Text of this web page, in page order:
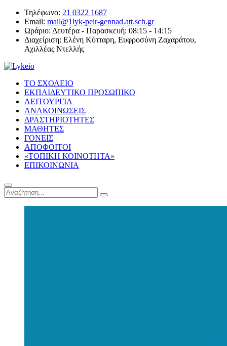
Τηλέφωνο: 21 0322 1687
Email: mail@1lyk-peir-gennad.att.sch.gr
Ωράριο: Δευτέρα - Παρασκευή: 08:15 - 14:15
Διαχείριση: Ελένη Κύτταρη, Ευφροσύνη Ζαχαράτου,
Αχιλλέας Ντελλής
ΤΟ ΣΧΟΛΕΙΟ
ΕΚΠΑΙΔΕΥΤΙΚΟ ΠΡΟΣΩΠΙΚΟ
ΛΕΙΤΟΥΡΓΙΑ
ΑΝΑΚΟΙΝΩΣΕΙΣ
ΔΡΑΣΤΗΡΙΟΤΗΤΕΣ
ΜΑΘΗΤΕΣ
ΓΟΝΕΙΣ
ΑΠΟΦΟΙΤΟΙ
«ΤΟΠΙΚΗ ΚΟΙΝΟΤΗΤΑ»
ΕΠΙΚΟΙΝΩΝΙΑ